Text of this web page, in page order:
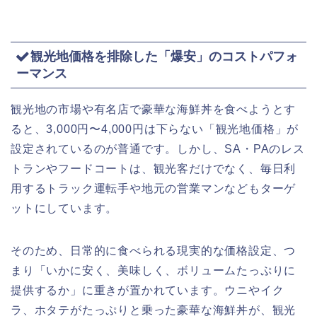
観光地価格を排除した「爆安」のコストパフォ
ーマンス
観光地の市場や有名店で豪華な海鮮丼を食べようとす
ると、3,000円〜4,000円は下らない「観光地価格」が
設定されているのが普通です。しかし、SA・PAのレス
トランやフードコートは、観光客だけでなく、毎日利
用するトラック運転手や地元の営業マンなどもターゲ
ットにしています。
そのため、日常的に食べられる現実的な価格設定、つ
まり「いかに安く、美味しく、ボリュームたっぷりに
提供するか」に重きが置かれています。ウニやイク
ラ、ホタテがたっぷりと乗った豪華な海鮮丼が、観光